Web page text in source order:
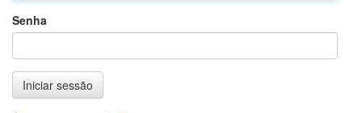
Senha
Iniciar sessão